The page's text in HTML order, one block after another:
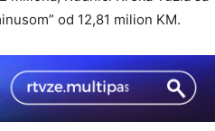
od 12,81 milion KM.